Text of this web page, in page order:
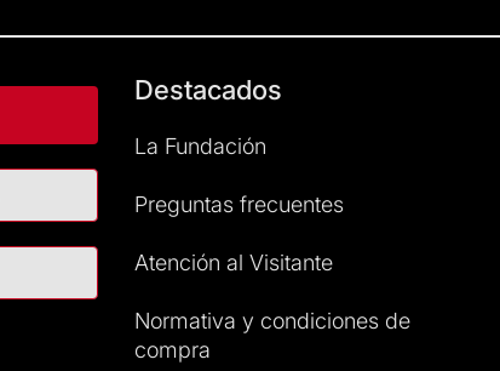
Destacados
La Fundación
Preguntas frecuentes
Atención al Visitante
Normativa y condiciones de
compra